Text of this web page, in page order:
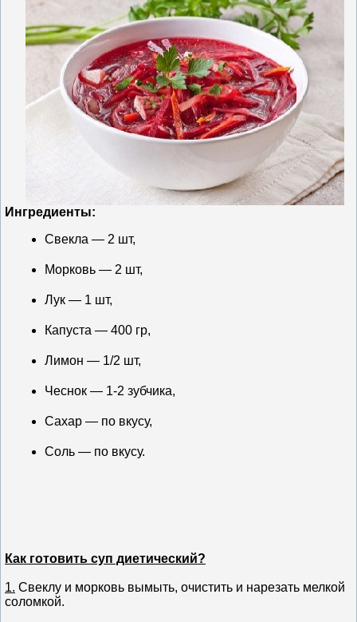
Ингредиенты:
Свекла — 2 шт,
Морковь — 2 шт,
Лук — 1 шт,
Капуста — 400 гр,
Лимон — 1/2 шт,
Чеснок — 1-2 зубчика,
Сахар — по вкусу,
Соль — по вкусу.
Как готовить суп диетический?
1. Свеклу и морковь вымыть, очистить и нарезать мелкой
соломкой.